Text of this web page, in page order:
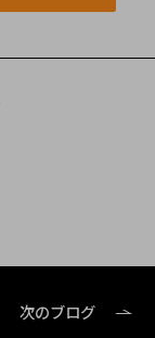
次のブログ